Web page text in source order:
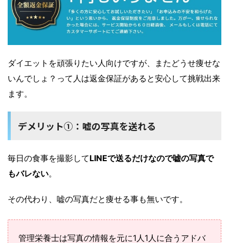
ダイエットを頑張りたい人向けですが、またどうせ痩せな
いんでしょ？って人は返金保証があると安心して挑戦出来
ます。
デメリット①：嘘の写真を送れる
毎日の食事を撮影してLINEで送るだけなので嘘の写真で
もバレない。
その代わり、嘘の写真だと痩せる事も無いです。
管理栄養士は写真の情報を元に1人1人に合うアドバ